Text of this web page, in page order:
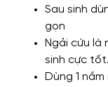
Sau sinh
gọn
Ngải cứu là
sinh cực tốt.
Dùng 1